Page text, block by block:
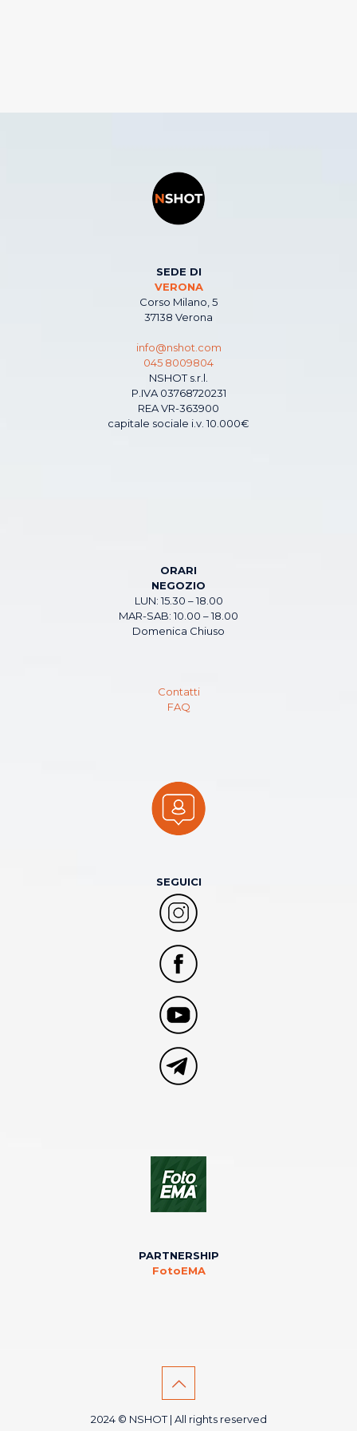
SEDE DI
VERONA
Corso Milano, 5
37138 Verona
info@nshot.com
045 8009804
NSHOT s.r.l.
P.IVA 03768720231
REA VR-363900
capitale sociale i.v. 10.000€
ORARI
NEGOZIO
LUN: 15.30 – 18.00
MAR-SAB: 10.00 – 18.00
Domenica Chiuso
Contatti
FAQ
SEGUICI
PARTNERSHIP
FotoEMA
2024 © NSHOT | All rights reserved